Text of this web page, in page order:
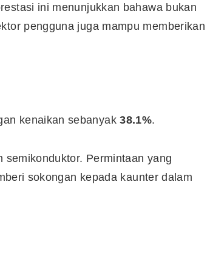
ini menunjukkan bahawa bukan
pengguna juga mampu memberikan
kenaikan sebanyak38.1%.
Permintaan yang
sokongan kepada kaunter dalam